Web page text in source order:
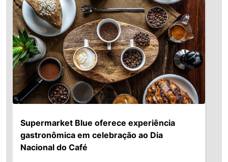
Supermarket Blue oferece experiência
gastronômica em celebração ao Dia
Nacional do Café